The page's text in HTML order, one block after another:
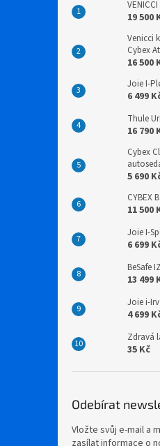
19 500
Venicci
Cybex
16 500
Joie I-
6 499
Thule
16 790
Cybex
5 690
CYBEX
11 500
Joie I-
6 699
BeSafe
13 499
Joie i-
4 699
Zdravá
35 Kč
Odebírat
Vložte svůj e-mail a